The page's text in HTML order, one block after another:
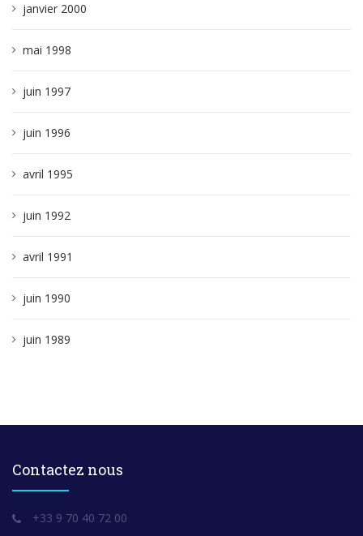
janvier 2000
mai 1998
juin 1997
juin 1996
avril 1995
juin 1992
avril 1991
juin 1990
juin 1989
Contactez nous
+33 9 70 40 72 00